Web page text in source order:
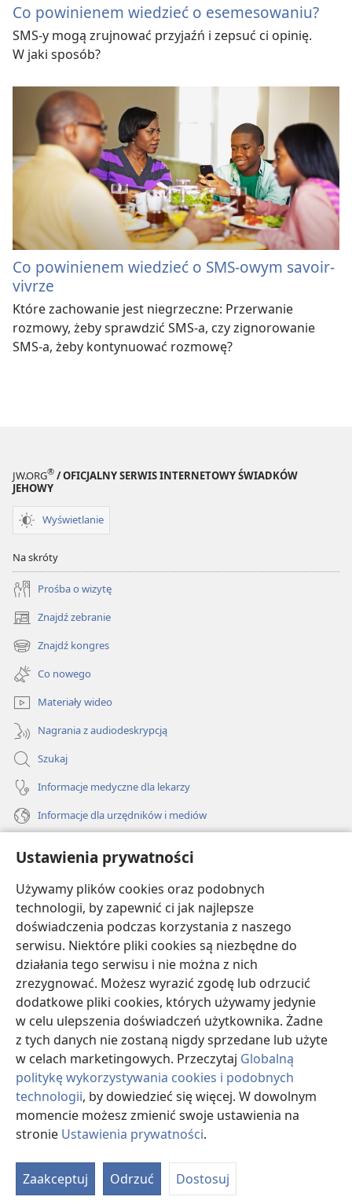
Ustawienia prywatności
Używamy plików cookies oraz podobnych
technologii, by zapewnić ci jak najlepsze
doświadczenia podczas korzystania z naszego
serwisu. Niektóre pliki cookies są niezbędne do
działania tego serwisu i nie można z nich
zrezygnować. Możesz wyrazić zgodę lub odrzucić
dodatkowe pliki cookies, których używamy jedynie
w celu ulepszenia doświadczeń użytkownika. Żadne
z tych danych nie zostaną nigdy sprzedane lub użyte
w celach marketingowych. Przeczytaj Globalną
politykę wykorzystywania cookies i podobnych
technologii, by dowiedzieć się więcej. W dowolnym
momencie możesz zmienić swoje ustawienia na
stronie Ustawienia prywatności.
Zaakceptuj Odrzuć Dostosuj
Co powinienem wiedzieć o esemesowaniu?
SMS-y mogą zrujnować przyjaźń i zepsuć ci opinię.
W jaki sposób?
Co powinienem wiedzieć o SMS-owym savoir-
vivrze
Które zachowanie jest niegrzeczne: Przerwanie
rozmowy, żeby sprawdzić SMS-a, czy zignorowanie
SMS-a, żeby kontynuować rozmowę?
JW.ORG® / OFICJALNY SERWIS INTERNETOWY ŚWIADKÓW
JEHOWY
Wyświetlanie
Na skróty
Prośba o wizytę
Znajdź zebranie
(opens
new
window)
Znajdź kongres
(opens
new
window)
Co nowego
Materiały wideo
Nagrania z audiodeskrypcją
Szukaj
Informacje medyczne dla lekarzy
Informacje dla urzędników i mediów
Darowizny
(opens
new
window)BIBLIOTEKA INTERNETOWA Strażnicy
(opens
new
window)JW Hub
(opens
new
window)JW Library
Watchtower Library
Copyright© 2026 Watch Tower Bible and Tract Society of Pennsylvania.
WARUNKI UŻYTKOWANIA| POLITYKA PRYWATNOŚCI
PRYWATNOŚCI